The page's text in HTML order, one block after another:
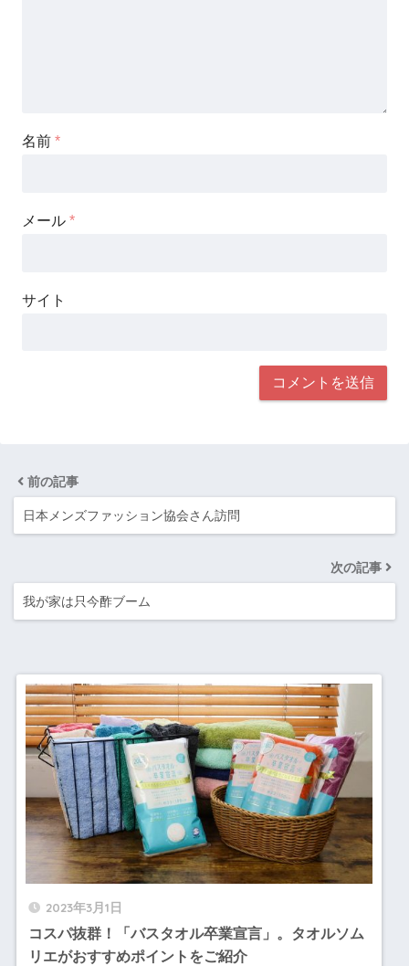
名前 *
メール *
サイト
前の記事
日本メンズファッション協会さん訪問
次の記事
我が家は只今酢ブーム
2023年3月1日
コスパ抜群！「バスタオル卒業宣言」。タオルソム
リエがおすすめポイントをご紹介